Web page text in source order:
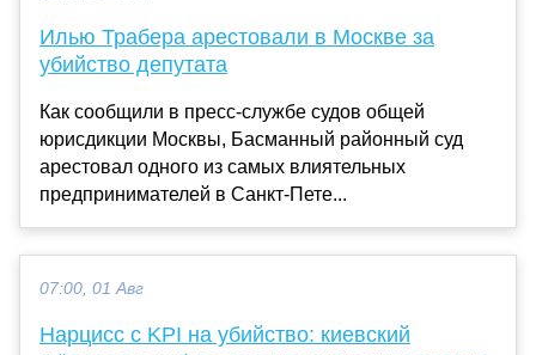
Илью Трабера арестовали в Москве за
убийство депутата
Как сообщили в пресс-службе судов общей
юрисдикции Москвы, Басманный районный суд
арестовал одного из самых влиятельных
предпринимателей в Санкт-Пете...
07:00, 01 Авг
Нарцисс с KPI на убийство: киевский